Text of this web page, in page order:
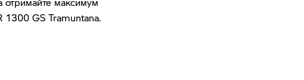
1300 GS Tramuntana.